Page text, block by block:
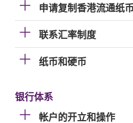
申请复制香港流通纸币
联系汇率制度
纸币和硬币
银行体系
帐户的开立和操作